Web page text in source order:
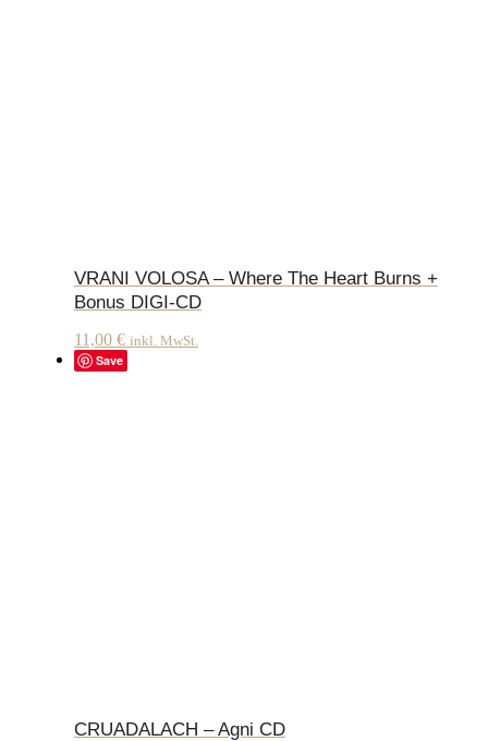
VRANI VOLOSA – Where The Heart Burns +
Bonus DIGI-CD
11,00 € inkl. MwSt.
Save
CRUADALACH – Agni CD